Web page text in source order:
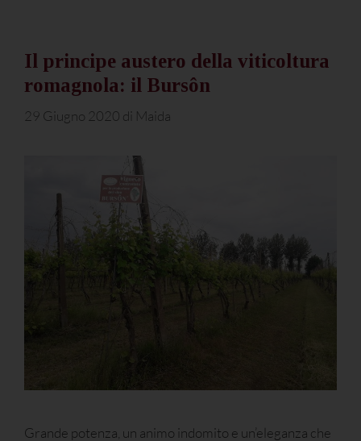
Il principe austero della viticoltura
romagnola: il Bursôn
29 Giugno 2020 di Maida
Grande potenza, un animo indomito e un’eleganza che